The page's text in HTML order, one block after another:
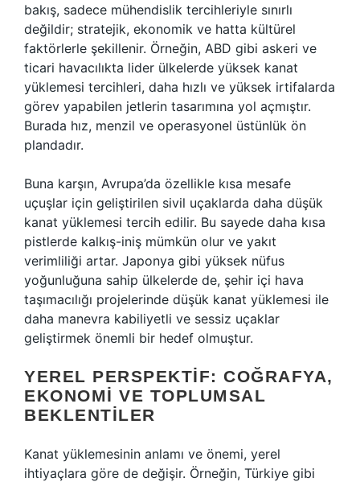
bakış, sadece mühendislik tercihleriyle sınırlı
değildir; stratejik, ekonomik ve hatta kültürel
faktörlerle şekillenir. Örneğin, ABD gibi askeri ve
ticari havacılıkta lider ülkelerde yüksek kanat
yüklemesi tercihleri, daha hızlı ve yüksek irtifalarda
görev yapabilen jetlerin tasarımına yol açmıştır.
Burada hız, menzil ve operasyonel üstünlük ön
plandadır.
Buna karşın, Avrupa’da özellikle kısa mesafe
uçuşlar için geliştirilen sivil uçaklarda daha düşük
kanat yüklemesi tercih edilir. Bu sayede daha kısa
pistlerde kalkış-iniş mümkün olur ve yakıt
verimliliği artar. Japonya gibi yüksek nüfus
yoğunluğuna sahip ülkelerde de, şehir içi hava
taşımacılığı projelerinde düşük kanat yüklemesi ile
daha manevra kabiliyetli ve sessiz uçaklar
geliştirmek önemli bir hedef olmuştur.
YEREL PERSPEKTIF: COĞRAFYA,
EKONOMI VE TOPLUMSAL
BEKLENTILER
Kanat yüklemesinin anlamı ve önemi, yerel
ihtiyaçlara göre de değişir. Örneğin, Türkiye gibi